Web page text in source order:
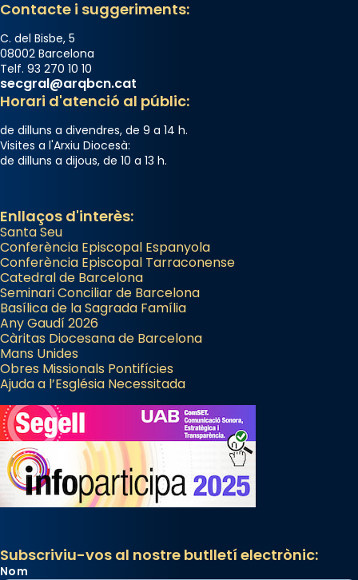
Contacte i suggeriments:
C. del Bisbe, 5
08002 Barcelona
Telf. 93 270 10 10
secgral@arqbcn.cat
Horari d'atenció al públic:
de dilluns a divendres, de 9 a 14 h.
Visites a l'Arxiu Diocesà:
de dilluns a dijous, de 10 a 13 h.
Enllaços d'interès:
Santa Seu
Conferència Episcopal Espanyola
Conferència Episcopal Tarraconense
Catedral de Barcelona
Seminari Conciliar de Barcelona
Basílica de la Sagrada Família
Any Gaudí 2026
Càritas Diocesana de Barcelona
Mans Unides
Obres Missionals Pontifícies
Ajuda a l’Església Necessitada
Subscriviu-vos al nostre butlletí electrònic:
Nom